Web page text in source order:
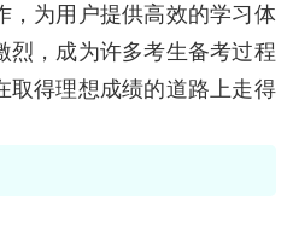
，为用户提供高效的学习体
烈，成为许多考生备考过程
取得理想成绩的道路上走得